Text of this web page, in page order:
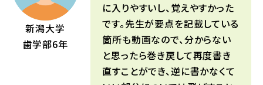
新潟大学
歯学部6年
に入りやすいし、覚えやすかった
です。先生が要点を記載している
箇所も動画なので、分からない
と思ったら巻き戻して再度書き
直すことができ、逆に書かなくて